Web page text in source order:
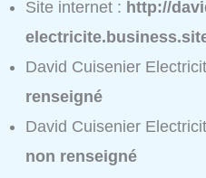
Site internet : http://
David Cuisenier
renseigné
David Cuisenier
non renseigné